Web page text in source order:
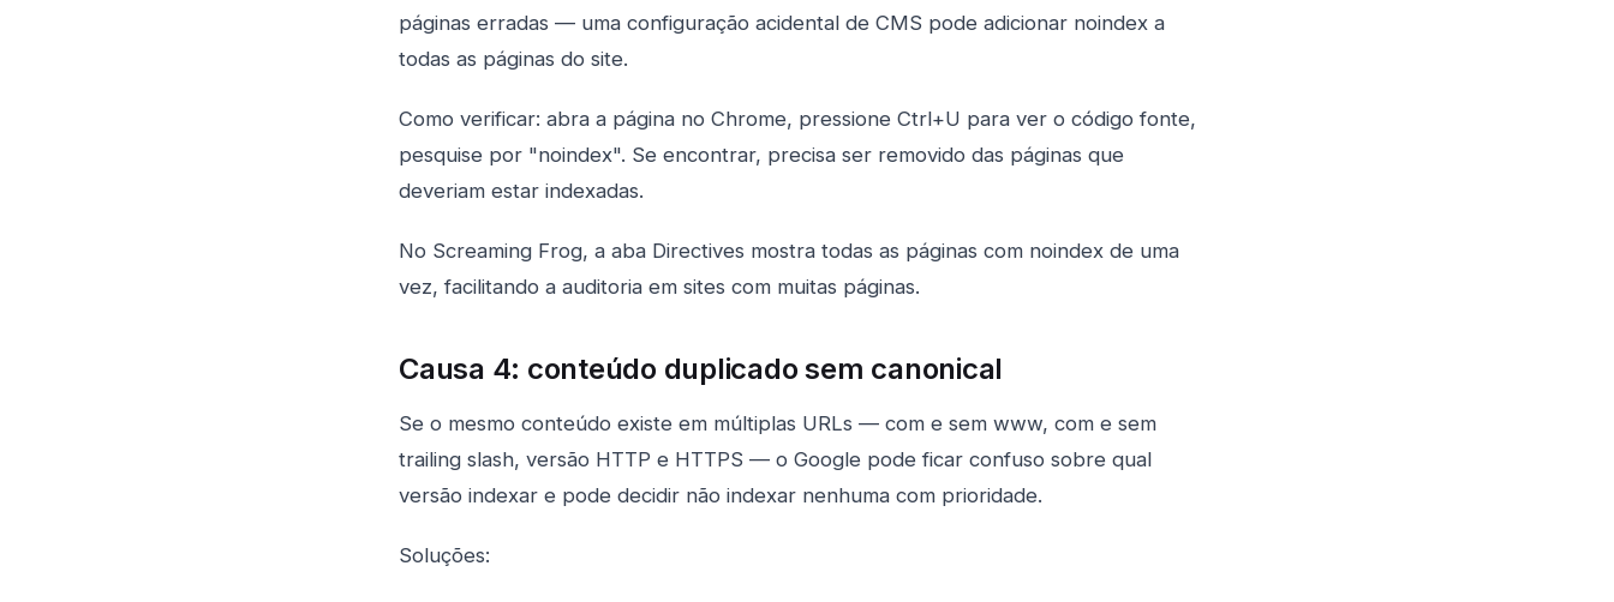
páginas erradas — uma configuração acidental de CMS pode adicionar noindex a
todas as páginas do site.
Como verificar: abra a página no Chrome, pressione Ctrl+U para ver o código fonte,
pesquise por "noindex". Se encontrar, precisa ser removido das páginas que
deveriam estar indexadas.
No Screaming Frog, a aba Directives mostra todas as páginas com noindex de uma
vez, facilitando a auditoria em sites com muitas páginas.
Causa 4: conteúdo duplicado sem canonical
Se o mesmo conteúdo existe em múltiplas URLs — com e sem www, com e sem
trailing slash, versão HTTP e HTTPS — o Google pode ficar confuso sobre qual
versão indexar e pode decidir não indexar nenhuma com prioridade.
Soluções: